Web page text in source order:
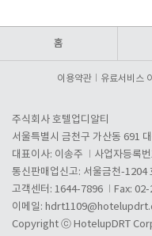
홈
이용약관 유료서비스
주식회사 호텔업디알티
서울특별시 금천구 가산동 691
대표이사: 이송주
사업자등록
통신판매업신고: 서울금천-1204
고객센터: 1644-7896
Fax:
이메일:
Copyright ⓒ HotelupDRT